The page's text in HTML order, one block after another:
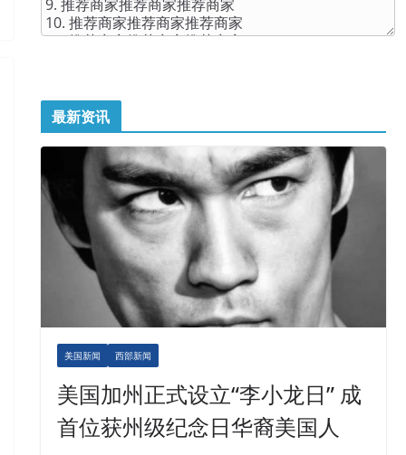
最新资讯
美国新闻 西部新闻
美国加州正式设立“李小龙日” 成
首位获州级纪念日华裔美国人